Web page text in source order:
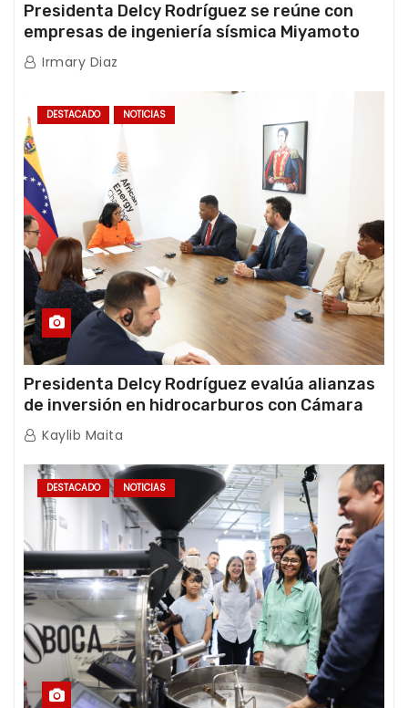
Presidenta Delcy Rodríguez se reúne con
empresas de ingeniería sísmica Miyamoto
International y TFI Solutions
Irmary Diaz
DESTACADO NOTICIAS
Presidenta Delcy Rodríguez evalúa alianzas
de inversión en hidrocarburos con Cámara
Africana de Energía
Kaylib Maita
DESTACADO NOTICIAS